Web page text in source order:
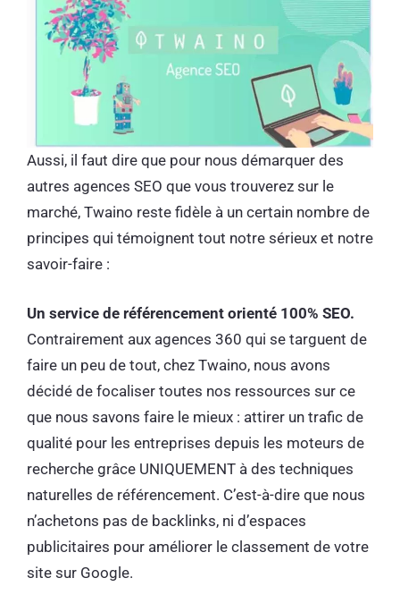
Aussi, il faut dire que pour nous démarquer des
autres agences SEO que vous trouverez sur le
marché, Twaino reste fidèle à un certain nombre de
principes qui témoignent tout notre sérieux et notre
savoir-faire :
Un service de référencement orienté 100% SEO.
Contrairement aux agences 360 qui se targuent de
faire un peu de tout, chez Twaino, nous avons
décidé de focaliser toutes nos ressources sur ce
que nous savons faire le mieux : attirer un trafic de
qualité pour les entreprises depuis les moteurs de
recherche grâce UNIQUEMENT à des techniques
naturelles de référencement. C’est-à-dire que nous
n’achetons pas de backlinks, ni d’espaces
publicitaires pour améliorer le classement de votre
site sur Google.